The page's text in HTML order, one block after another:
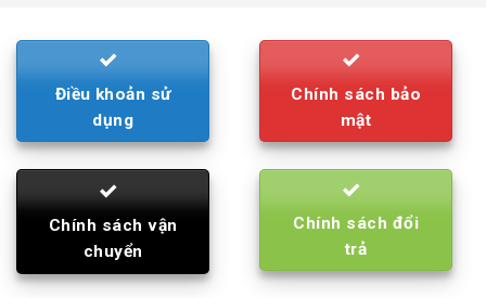
Điều khoản sử
dụng
Chính sách bảo
mật
Chính sách vận
chuyển
Chính sách đổi
trả